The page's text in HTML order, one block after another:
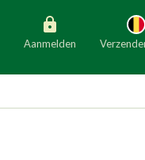
Aanmelden